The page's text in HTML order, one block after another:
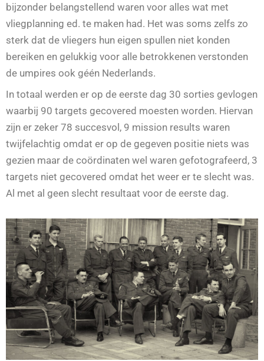
bijzonder belangstellend waren voor alles wat met
vliegplanning ed. te maken had. Het was soms zelfs zo
sterk dat de vliegers hun eigen spullen niet konden
bereiken en gelukkig voor alle betrokkenen verstonden
de umpires ook géén Nederlands.
In totaal werden er op de eerste dag 30 sorties gevlogen
waarbij 90 targets gecovered moesten worden. Hiervan
zijn er zeker 78 succesvol, 9 mission results waren
twijfelachtig omdat er op de gegeven positie niets was
gezien maar de coördinaten wel waren gefotografeerd, 3
targets niet gecovered omdat het weer er te slecht was.
Al met al geen slecht resultaat voor de eerste dag.